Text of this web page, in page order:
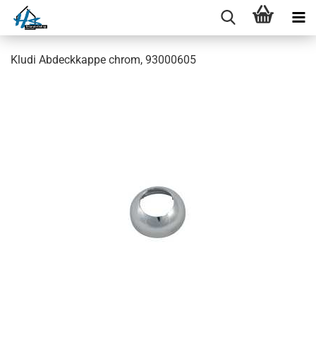
Kludi Abdeckkappe chrom, 93000605